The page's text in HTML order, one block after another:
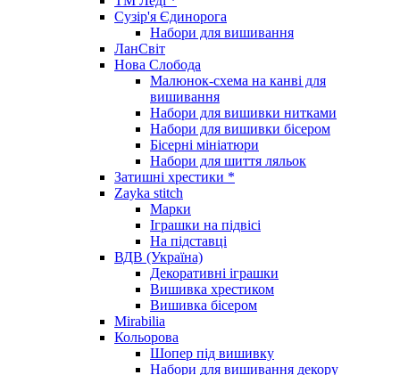
Сузір'я Єдинорога
Набори для вишивання
ЛанСвіт
Нова Слобода
Малюнок-схема на канві для
вишивання
Набори для вишивки нитками
Набори для вишивки бісером
Бісерні мініатюри
Набори для шиття ляльок
Затишні хрестики *
Zayka stitch
Марки
Іграшки на підвісі
На підставці
ВДВ (Україна)
Декоративні іграшки
Вишивка хрестиком
Вишивка бісером
Mirabilia
Кольорова
Шопер під вишивку
Набори для вишивання декору